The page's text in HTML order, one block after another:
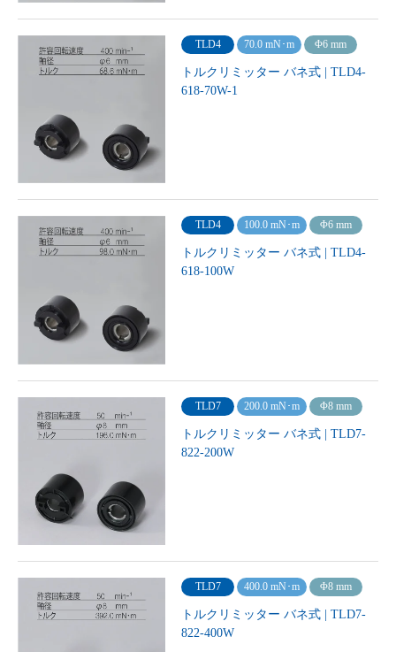
TLD4 70.0 mN･m Φ6 mm
トルクリミッター バネ式 | TLD4-
618-70W-1
TLD4 100.0 mN･m Φ6 mm
トルクリミッター バネ式 | TLD4-
618-100W
TLD7 200.0 mN･m Φ8 mm
トルクリミッター バネ式 | TLD7-
822-200W
TLD7 400.0 mN･m Φ8 mm
トルクリミッター バネ式 | TLD7-
822-400W